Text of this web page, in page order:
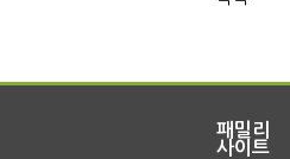
패밀리
사이트